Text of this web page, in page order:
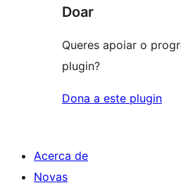
Doar
Queres apoiar o
plugin?
Dona a este plugin
Acerca de
Novas